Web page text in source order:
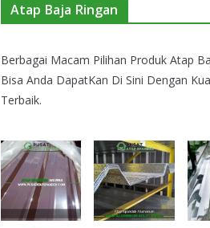
Atap Baja Ringan
Berbagai Macam Pilihan Produk Atap
Bisa Anda DapatKan Di Sini Dengan
Terbaik.